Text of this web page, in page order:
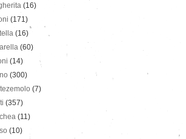
(16)
(171)
(16)
(60)
(14)
(300)
(7)
(357)
(11)
(10)